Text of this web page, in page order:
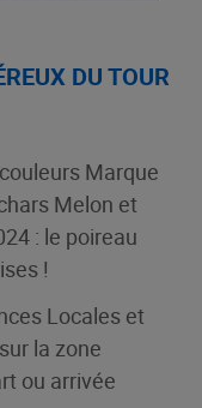
DU TOUR
Marque
Melon et
: le poireau
!
Locales et
la zone
ou arrivée